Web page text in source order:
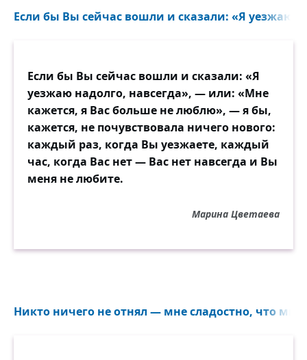
Если бы Вы сейчас вошли и сказали: «Я уезжаю
Если бы Вы сейчас вошли и сказали: «Я
уезжаю надолго, навсегда», — или: «Мне
кажется, я Вас больше не люблю», — я бы,
кажется, не почувствовала ничего нового:
каждый раз, когда Вы уезжаете, каждый
час, когда Вас нет — Вас нет навсегда и Вы
меня не любите.
Марина Цветаева
Никто ничего не отнял — мне сладостно, что мы